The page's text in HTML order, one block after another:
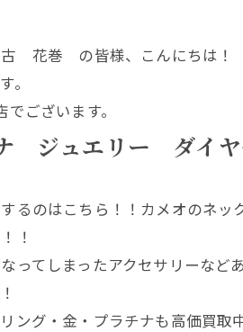
巻 の皆様、こんにちは！
。
ございます。
ュエリー ダイヤ
るのはこちら！！カメオのネッ
！
てしまったアクセサリーなど
ング・金・プラチナも高価買取